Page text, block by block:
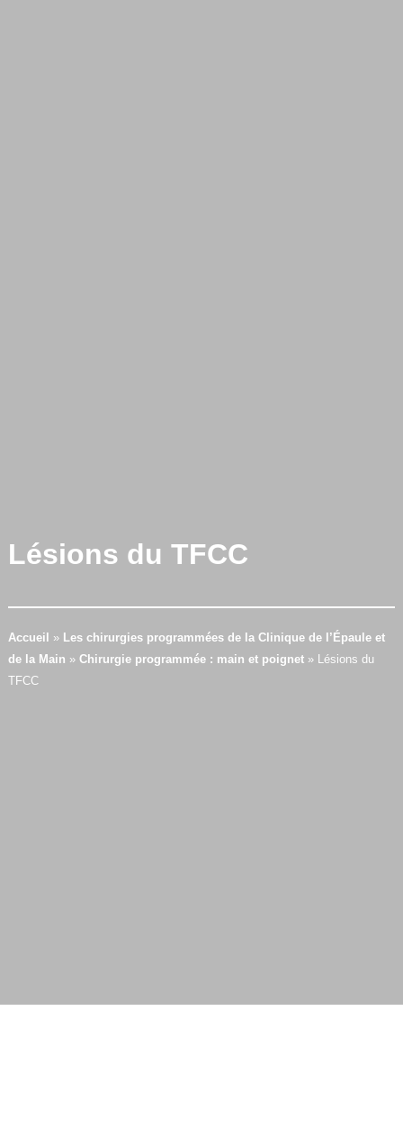
Lésions du TFCC
Accueil » Les chirurgies programmées de la Clinique de l’Épaule et
de la Main » Chirurgie programmée : main et poignet» Lésions du
TFCC